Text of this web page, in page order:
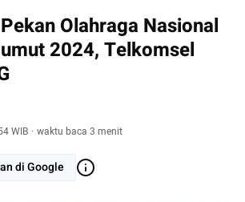
Olahraga Nasional
2024, Telkomsel
WIB · waktu baca 3 menit
di Google